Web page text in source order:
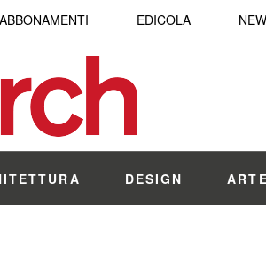
ABBONAMENTI EDICOLA
DESIGN